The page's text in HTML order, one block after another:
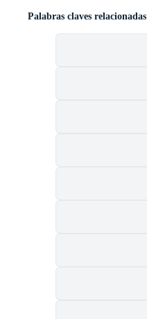
Palabras claves relacionadas